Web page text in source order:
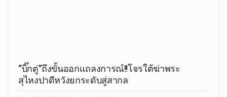
“บิ๊กตู่”ถึงขั้นออกแถลงการณ์!!โจรใต้ฆ่าพระ
สุไหงปาดีหวังยกระดับสู่สากล